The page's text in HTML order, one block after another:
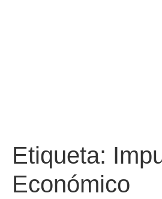
Etiqueta:
Económico